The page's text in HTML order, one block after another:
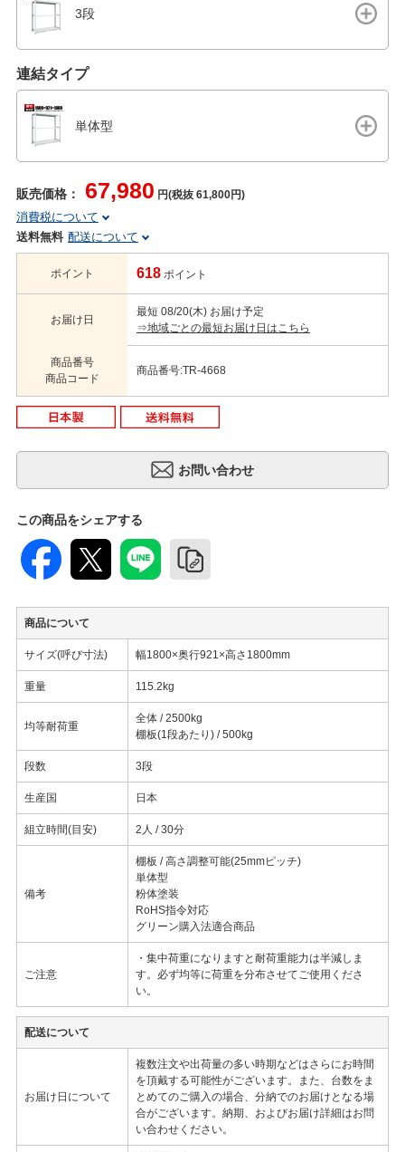
3段
連結タイプ
単体型
販売価格： 67,980 円(税抜 61,800円)
消費税について
送料無料 配送について
ポイント 618 ポイント
お届け日
最短 08/20(木) お届け予定
⇒地域ごとの最短お届け日はこちら
商品番号
商品コード
商品番号:TR-4668
この商品をシェアする
商品について
サイズ(呼び寸法) 幅1800×奥行921×高さ1800mm
重量 115.2kg
均等耐荷重
全体 / 2500kg
棚板(1段あたり) / 500kg
段数 3段
生産国 日本
組立時間(目安) 2人 / 30分
備考
棚板 / 高さ調整可能(25mmピッチ)
単体型
粉体塗装
RoHS指令対応
グリーン購入法適合商品
ご注意
・集中荷重になりますと耐荷重能力は半減しま
す。必ず均等に荷重を分布させてご使用くださ
い。
配送について
お届け日について
複数注文や出荷量の多い時期などはさらにお時間
を頂戴する可能性がございます。また、台数をま
とめてのご購入の場合、分納でのお届けとなる場
合がございます。納期、およびお届け詳細はお問
い合わせください。